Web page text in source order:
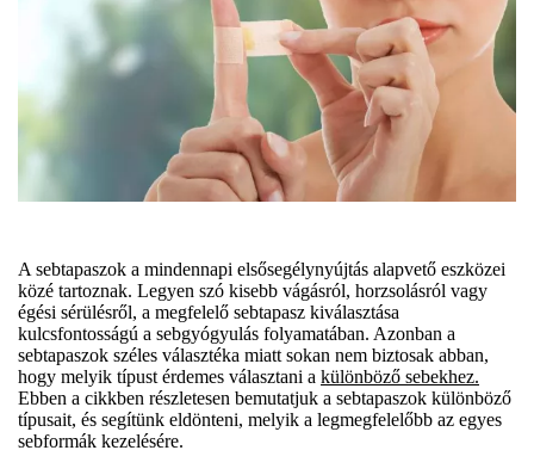
A sebtapaszok a mindennapi elsősegélynyújtás alapvető eszközei
közé tartoznak. Legyen szó kisebb vágásról, horzsolásról vagy
égési sérülésről, a megfelelő sebtapasz kiválasztása
kulcsfontosságú a sebgyógyulás folyamatában. Azonban a
sebtapaszok széles választéka miatt sokan nem biztosak abban,
hogy melyik típust érdemes választani a különböző sebekhez.
Ebben a cikkben részletesen bemutatjuk a sebtapaszok különböző
típusait, és segítünk eldönteni, melyik a legmegfelelőbb az egyes
sebformák kezelésére.